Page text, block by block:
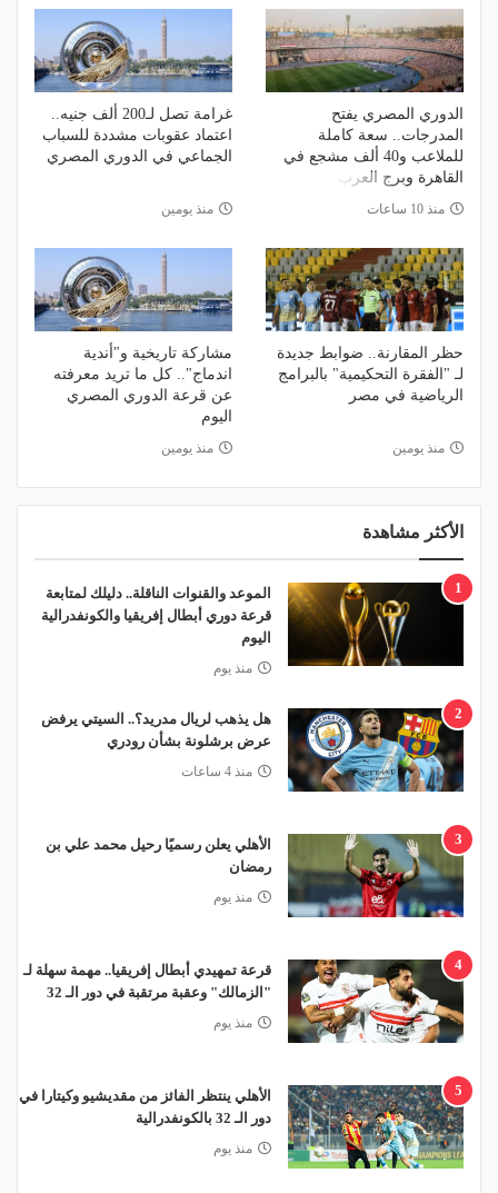
الدوري المصري يفتح
المدرجات.. سعة كاملة
للملاعب و40 ألف مشجع في
القاهرة وبرج العرب
منذ 10 ساعات
غرامة تصل لـ200 ألف جنيه..
اعتماد عقوبات مشددة للسباب
الجماعي في الدوري المصري
منذ يومين
حظر المقارنة.. ضوابط جديدة
لـ "الفقرة التحكيمية" بالبرامج
الرياضية في مصر
منذ يومين
مشاركة تاريخية و"أندية
اندماج".. كل ما تريد معرفته
عن قرعة الدوري المصري
اليوم
منذ يومين
الأكثر مشاهدة
1
الموعد والقنوات الناقلة.. دليلك لمتابعة
قرعة دوري أبطال إفريقيا والكونفدرالية
اليوم
منذ يوم
2
هل يذهب لريال مدريد؟.. السيتي يرفض
عرض برشلونة بشأن رودري
منذ 4 ساعات
3
الأهلي يعلن رسميًا رحيل محمد علي بن
رمضان
منذ يوم
4
قرعة تمهيدي أبطال إفريقيا.. مهمة سهلة لـ
"الزمالك" وعقبة مرتقبة في دور الـ 32
منذ يوم
5
الأهلي ينتظر الفائز من مقديشيو وكيتارا في
دور الـ 32 بالكونفدرالية
منذ يوم